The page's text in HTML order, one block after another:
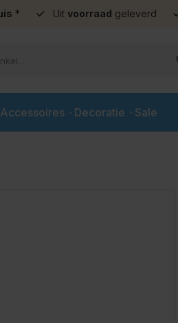
* Uit voorraad geleverd
Accessoires Decoratie Sale